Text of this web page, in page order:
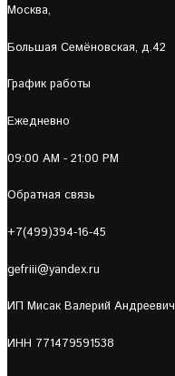
Москва,
Большая Семёновская, д.42
График работы
Ежедневно
09:00 AM - 21:00 PM
Обратная связь
+7(499)394-16-45
gefriii@yandex.ru
ИП Мисак Валерий Андреевич
ИНН 771479591538